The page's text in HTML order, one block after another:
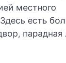
местного
есть
парадная